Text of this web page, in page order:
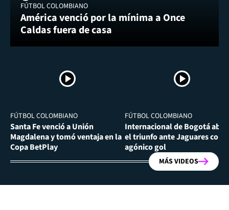
FÚTBOL COLOMBIANO
América venció por la mínima a Once
Caldas fuera de casa
FÚTBOL COLOMBIANO
Santa Fe venció a Unión
Magdalena y tomó ventaja en la
Copa BetPlay
FÚTBOL COLOMBIANO
Internacional de Bogotá
el triunfo ante Jaguares con
agónico gol
MÁS VIDEOS